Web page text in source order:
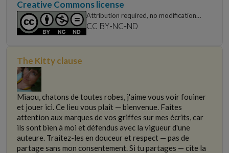
Creative Commons license
Attribution required, no modifications,
non-commercial use only
CC BY-NC-ND
The Kitty clause
Miaou, chatons de toutes robes, j'aime vous voir fouiner
et jouer ici. Ce lieu vous plaît — bienvenue. Faites
attention aux marques de vos griffes sur mes écrits, car
ils sont bien à moi et défendus avec la vigueur d'une
auteure. Traitez-les en douceur et respect — pas de
partage sans mon consentement. Si tu partages — cite la